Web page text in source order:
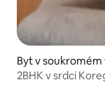
Byt v
on Park
2BHK v srdci